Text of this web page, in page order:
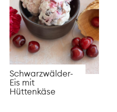
Schwarzwälder-
Eis mit
Hüttenkäse